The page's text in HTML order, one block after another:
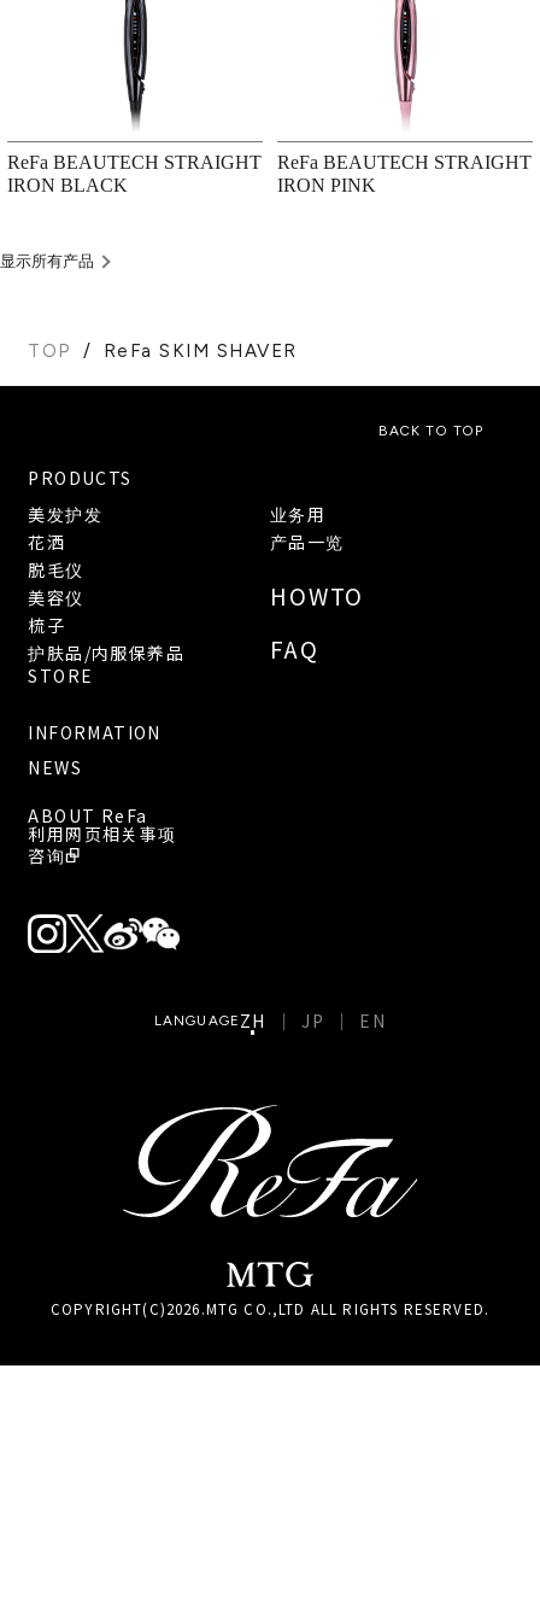
ReFa BEAUTECH STRAIGHT
IRON BLACK
ReFa BEAUTECH STRAIGHT
IRON PINK
显示所有产品
TOP ReFa SKIM SHAVER
BACK TO TOP
PRODUCTS
美发护发
花洒
脱毛仪
美容仪
梳子
护肤品/内服保养品
业务用
产品一览
HOWTO
FAQ
STORE
INFORMATION
NEWS
ABOUT ReFa
利用网页相关事项
咨询
LANGUAGE ZH JP EN
COPYRIGHT(C)2026.MTG CO.,LTD ALL RIGHTS RESERVED.